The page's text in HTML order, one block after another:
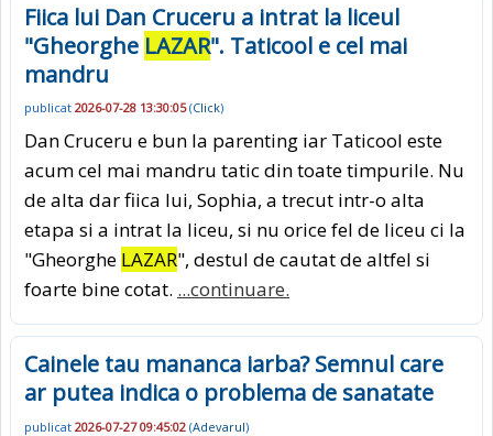
Fiica lui Dan Cruceru a intrat la liceul
"Gheorghe LAZAR". Taticool e cel mai
mandru
publicat 2026-07-28 13:30:05(Click)
Dan Cruceru e bun la parenting iar Taticool este
acum cel mai mandru tatic din toate timpurile. Nu
de alta dar fiica lui, Sophia, a trecut intr-o alta
etapa si a intrat la liceu, si nu orice fel de liceu ci la
"Gheorghe LAZAR", destul de cautat de altfel si
foarte bine cotat. ...continuare.
Cainele tau mananca iarba? Semnul care
ar putea indica o problema de sanatate
publicat 2026-07-27 09:45:02 (Adevarul)